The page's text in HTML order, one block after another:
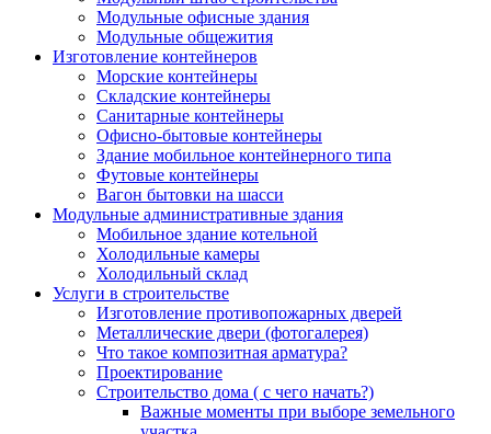
Модульные офисные здания
Модульные общежития
Изготовление контейнеров
Морские контейнеры
Складские контейнеры
Санитарные контейнеры
Офисно-бытовые контейнеры
Здание мобильное контейнерного типа
Футовые контейнеры
Вагон бытовки на шасси
Модульные административные здания
Мобильное здание котельной
Холодильные камеры
Холодильный склад
Услуги в строительстве
Изготовление противопожарных дверей
Металлические двери (фотогалерея)
Что такое композитная арматура?
Проектирование
Строительство дома ( с чего начать?)
Важные моменты при выборе земельного